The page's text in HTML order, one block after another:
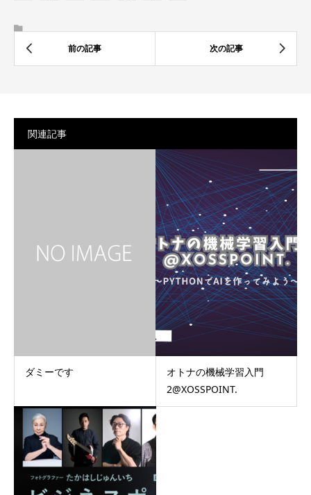
関連記事
ダミーです
オトナの機械学習入門
2@XOSSPOINT.